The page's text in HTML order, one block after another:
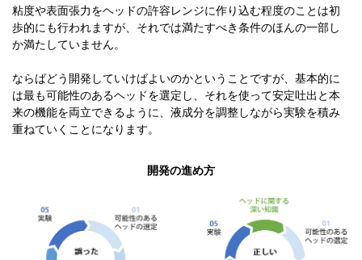
粘度や表面張力をヘッドの許容レンジに作り込む程度のことは初
歩的にも行われますが、それでは満たすべき条件のほんの一部し
か満たしていません。
ならばどう開発していけばよいのかということですが、基本的に
は最も可能性のあるヘッドを選定し、それを使って安定吐出と本
来の機能を両立できるように、液成分を調整しながら実験を積み
重ねていくことになります。
開発の進め方